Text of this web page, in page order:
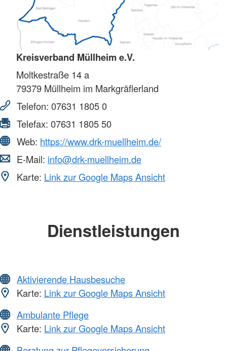
Kreisverband Müllheim e.V.
Moltkestraße 14 a
79379 Müllheim im Markgräflerland
Telefon: 07631 1805 0
Telefax: 07631 1805 50
Web: https://www.drk-muellheim.de/
E-Mail: info@drk-muellheim.de
Karte: Link zur Google Maps Ansicht
Dienstleistungen
Aktivierende Hausbesuche
Karte: Link zur Google Maps Ansicht
Ambulante Pflege
Karte: Link zur Google Maps Ansicht